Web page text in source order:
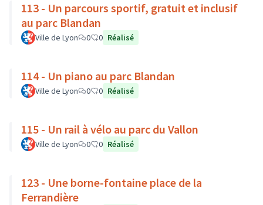
113 - Un parcours sportif, gratuit et inclusif
au parc Blandan
Ville de Lyon 0 0 Réalisé
114 - Un piano au parc Blandan
Ville de Lyon 0 0 Réalisé
115 - Un rail à vélo au parc du Vallon
Ville de Lyon 0 0 Réalisé
123 - Une borne-fontaine place de la
Ferrandière